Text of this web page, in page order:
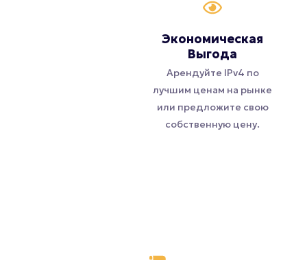
Экономическая
Выгода
Арендуйте IPv4 по
лучшим ценам на рынке
или предложите свою
собственную цену.